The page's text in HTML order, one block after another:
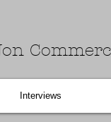
Interviews